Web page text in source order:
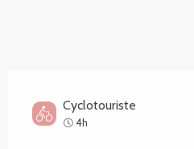
Cyclotouriste
4h